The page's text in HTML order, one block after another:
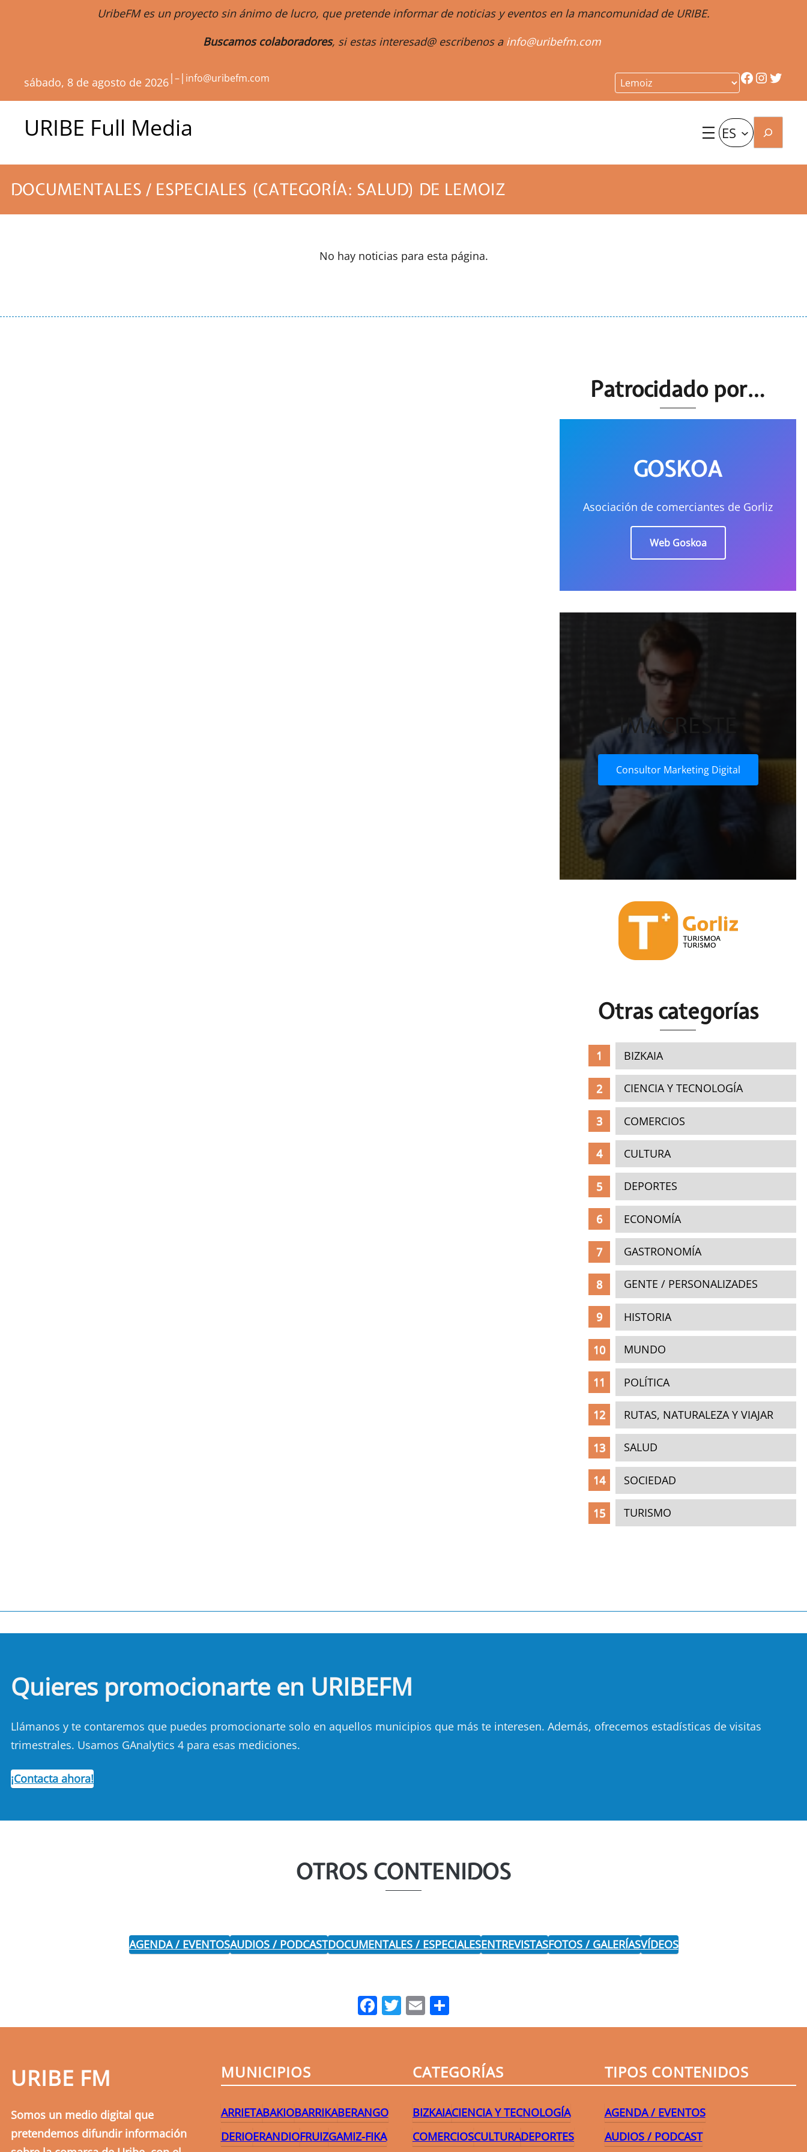
UribeFM es un proyecto sin ánimo de lucro, que pretende informar de noticias y eventos en la mancomunidad de URIBE.
Buscamos colaboradores, si estas interesad@ escribenos a info@uribefm.com
sábado, 8 de agosto de 2026|–| info@uribefm.com Facebook
URIBE Full Media ES Buscar
DOCUMENTALES / ESPECIALES (CATEGORÍA: SALUD) DE LEMOIZ
No hay noticias para esta página.
Patrocidado por…
GOSKOA
Asociación de comerciantes de Gorliz
Web Goskoa
IMACRESTE
Consultor Marketing Digital
Otras categorías
BIZKAIA
CIENCIA Y TECNOLOGÍA
COMERCIOS
CULTURA
DEPORTES
ECONOMÍA
GASTRONOMÍA
GENTE / PERSONALIZADES
HISTORIA
MUNDO
POLÍTICA
RUTAS, NATURALEZA Y VIAJAR
SALUD
SOCIEDAD
TURISMO
Quieres promocionarte en URIBEFM
Llámanos y te contaremos que puedes promocionarte solo en aquellos municipios que más te interesen. Además, ofrecemos estadísticas de visitas
trimestrales. Usamos GAnalytics 4 para esas mediciones.
¡Contacta ahora!
OTROS CONTENIDOS
AGENDA / EVENTOSAUDIOS / PODCASTDOCUMENTALES / ESPECIALESENTREVISTASFOTOS / GALERÍASVÍDEOS
Facebook
Twitter
Email
URIBE FM
Somos un medio digital que
pretendemos difundir información
MUNICIPIOS
ARRIETABAKIOBARRIKABERANGO
DERIOERANDIOFRUIZGAMIZ-FIKA
CATEGORÍAS
BIZKAIACIENCIA Y TECNOLOGÍA
COMERCIOSCULTURADEPORTES
TIPOS CONTENIDOS
AGENDA / EVENTOS
AUDIOS / PODCAST